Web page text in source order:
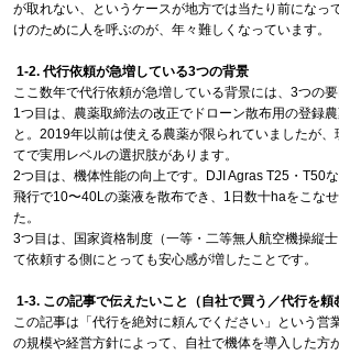
が取れない、というケースが地方では当たり前になっ
けのために人を呼ぶのが、年々難しくなっています。
1-2. 代行依頼が急増している3つの背景
ここ数年で代行依頼が急増している背景には、3つの要
1つ目は、農薬取締法の改正でドローン散布用の登録
と。2019年以前は使える農薬が限られていましたが
てで実用レベルの選択肢があります。
2つ目は、機体性能の向上です。DJI Agras T25・T50
飛行で10〜40Lの薬液を散布でき、1日数十haをこな
た。
3つ目は、国家資格制度（一等・二等無人航空機操縦
て依頼する側にとっても安心感が増したことです。
1-3. この記事で伝えたいこと（自社で買う／代行を頼
この記事は「代行を絶対に頼んでください」という営
の規模や経営方針によって、自社で機体を導入した方